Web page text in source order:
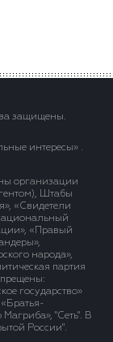
защищены.
интересы» .
организации
Штабы
«Свидетели
«Правый
народа»,
партия
государство»
"Сеть". В
России".